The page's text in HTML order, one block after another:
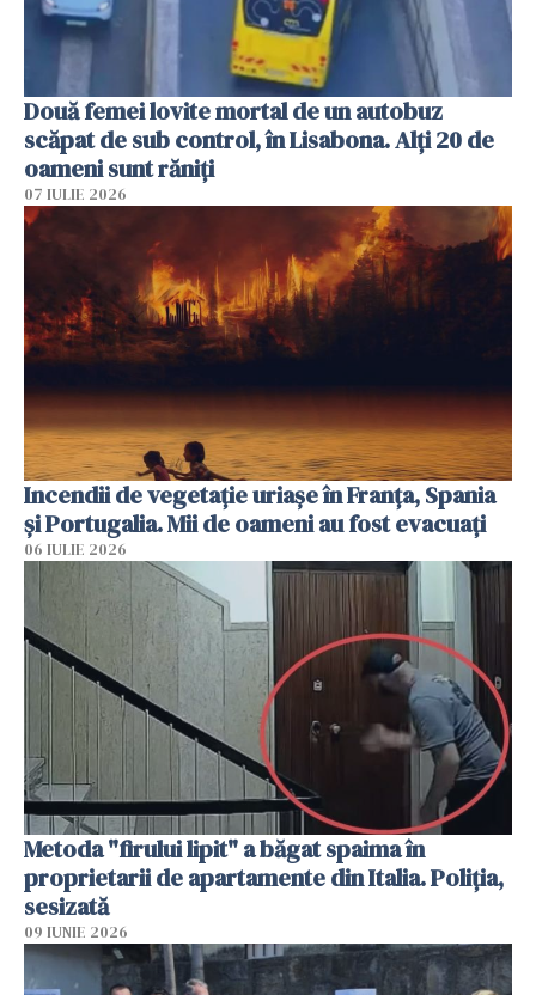
Două femei lovite mortal de un autobuz
scăpat de sub control, în Lisabona. Alți 20 de
oameni sunt răniți
07 IULIE 2026
Incendii de vegetație uriașe în Franța, Spania
și Portugalia. Mii de oameni au fost evacuați
06 IULIE 2026
Metoda "firului lipit" a băgat spaima în
proprietarii de apartamente din Italia. Poliția,
sesizată
09 IUNIE 2026